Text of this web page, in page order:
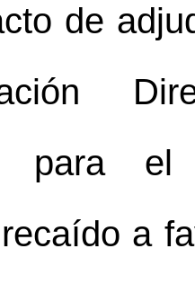
de
para
a